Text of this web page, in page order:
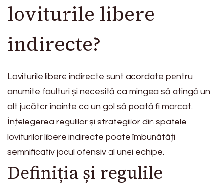
loviturile libere
indirecte?
Loviturile libere indirecte sunt acordate pentru
anumite faulturi și necesită ca mingea să atingă un
alt jucător înainte ca un gol să poată fi marcat.
Înțelegerea regulilor și strategiilor din spatele
loviturilor libere indirecte poate îmbunătăți
semnificativ jocul ofensiv al unei echipe.
Definiția și regulile